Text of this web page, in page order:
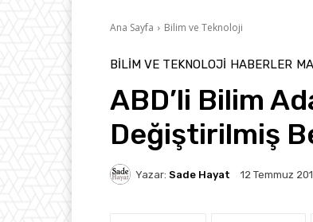
Ana Sayfa Bilim ve Teknoloji
BILIM VE TEKNOLOJI HABERLER
ABD’li Bilim
Değiştirilmiş
Yazar: Sade Hayat 12 Temmuz